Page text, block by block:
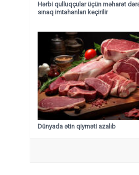
Hərbi qulluqçular üçün məharət
sınaq imtahanları keçirilir
Dünyada ətin qiyməti azalıb